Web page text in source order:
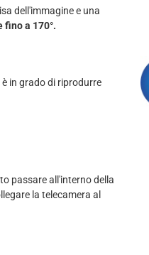
dell'immagine e una
fino a 170°.
in grado di riprodurre
passare all'interno della
la telecamera al